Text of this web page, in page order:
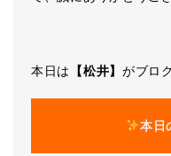
本日は 【松井】 がブロ
本日